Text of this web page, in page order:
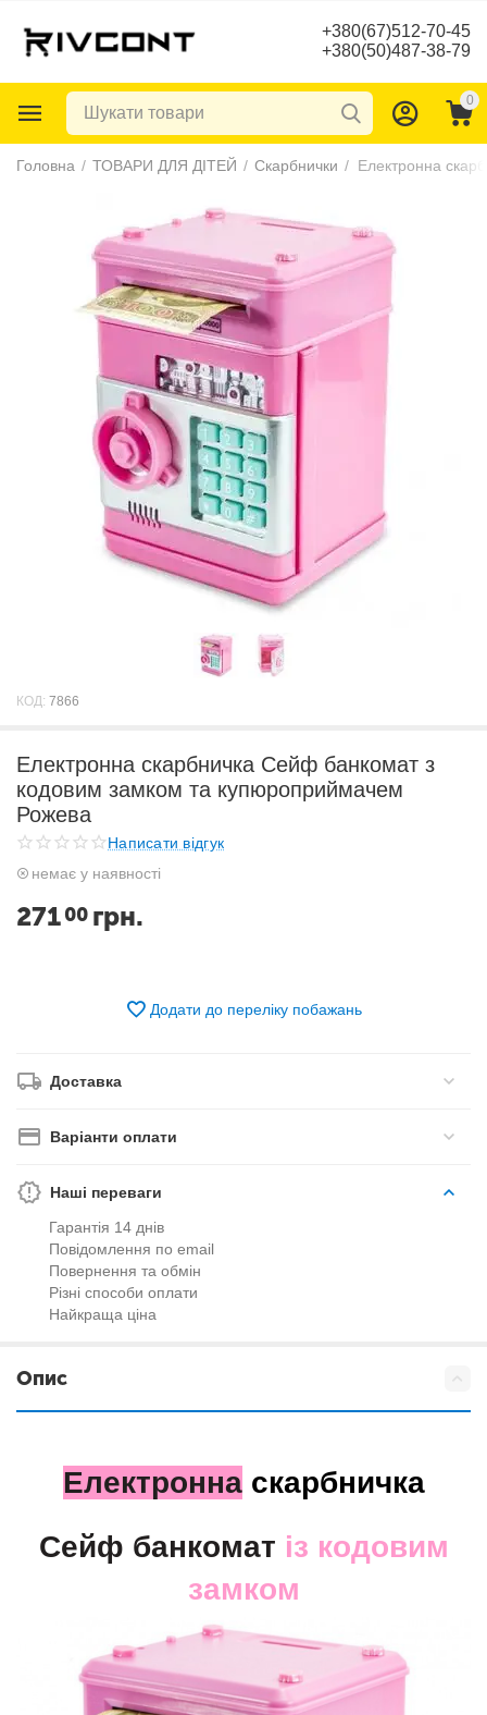
+380(67)512-70-45
+380(50)487-38-79
0
Головна / ТОВАРИ ДЛЯ ДІТЕЙ / Скарбнички /
КОД: 7866
Електронна скарбничка Сейф банкомат з
кодовим замком та купюроприймачем
Рожева
Написати відгук
немає у наявності
27100 грн.
Додати до переліку побажань
Доставка
Варіанти оплати
Наші переваги
Гарантія 14 днів
Повідомлення по email
Повернення та обмін
Різні способи оплати
Найкраща ціна
Опис
Електронна скарбничка
Сейф банкомат із кодовим
замком